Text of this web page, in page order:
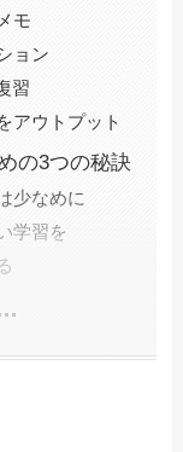
モ
ョン
習
アウトプット
の3つの秘訣
少なめに
学習を